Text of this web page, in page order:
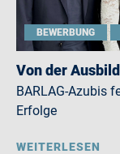
BEWERBUNG
Von der
BARLAG-Azubis
Erfolge
WEITERLESEN